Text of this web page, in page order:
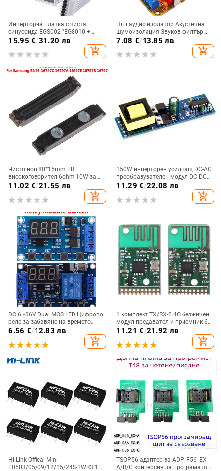
Инверторна платка с чиста
синусоида EGS002 "EG8010 +
IR2110" драйвер + LCD модул
15.95 €/31.20 лв
add_shopping_cart
HiFi аудио изолатор Акустична
шумоизолация Звуков филтър
Намаляване на шума Акустичен
заземяване
7.08 €/13.85 лв
add_shopping_cart
Чисто нов 80*15mm ТВ
високоговорител 6ohm 10W за
Samsung BN96-16797C 16797A
11.02 €/21.55 лв
add_shopping_cart
150W инверторен усилващ DC-AC
преобразувателен модул DC DC
12V към 220V усилващ модул
11.29 €/22.08 лв
add_shopping_cart
DC 6~36V Dual MOS LED Цифрово
реле за забавяне на времето
Цикъл на задействане на
Превключвател на платката
Направи си сам
6.56 €/12.83 лв
add_shopping_cart
1 комплект TX/RX-2.4G безжичен
модул предавател и приемник 6-
канално дистанционно
предавателна платка комплект
11.21 €/21.92 лв
add_shopping_cart
Hi-Link Offical Mini
F0503/05/09/12/15/24S-1WR3 1W
TSOP56 адаптер за ADP_F56_EX-
A/B/C конверсия за програматор